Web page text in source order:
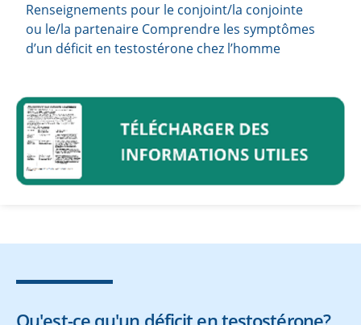
Renseignements pour le conjoint/la conjointe
ou le/la partenaire Comprendre les symptômes
d’un déficit en testostérone chez l’homme